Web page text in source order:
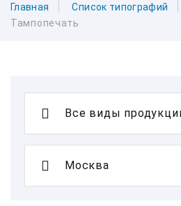
Главная Список типографий
Тампопечать